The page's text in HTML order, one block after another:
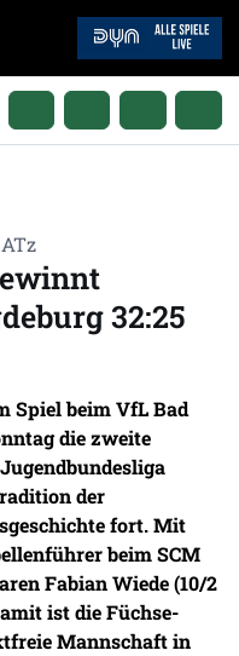
ATz
32:25
Spiel beim VfL Bad
die zweite
der
fort. Mit
beim SCM
Fabian Wiede (10/2
ist die Füchse-
Mannschaft in